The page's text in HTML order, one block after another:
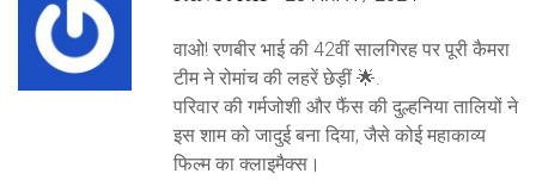
वाओ! रणबीर भाई की 42वीं सालगिरह पर पूरी कैमरा
टीम ने रोमांच की लहरें छेड़ीं 🌟.
परिवार की गर्मजोशी और फैंस की दुल्हनिया तालियों ने
इस शाम को जादुई बना दिया, जैसे कोई महाकाव्य
फिल्म का क्लाइमैक्स।